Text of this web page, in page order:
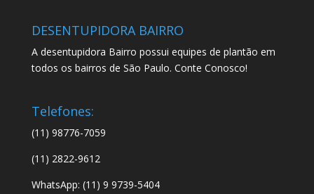
DESENTUPIDORA BAIRRO
A desentupidora Bairro possui equipes de plantão em
todos os bairros de São Paulo. Conte Conosco!
Telefones:
(11) 98776-7059
(11) 2822-9612
WhatsApp: (11) 9 9739-5404